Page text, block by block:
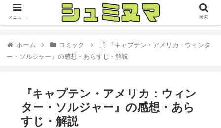
ホーム コミック
『キャプテン・アメリカ：ウィンタ
ー・ソルジャー』の感想・あらすじ・解説
『キャプテン・アメリカ：ウィン
ター・ソルジャー』の感想・あら
すじ・解説
メニュー 検索